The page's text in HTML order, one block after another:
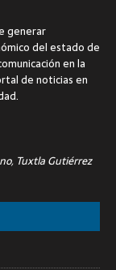
generar
del estado de
en la
de noticias en
Tuxtla Gutiérrez